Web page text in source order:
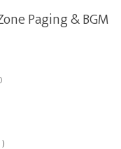
Paging & BGM